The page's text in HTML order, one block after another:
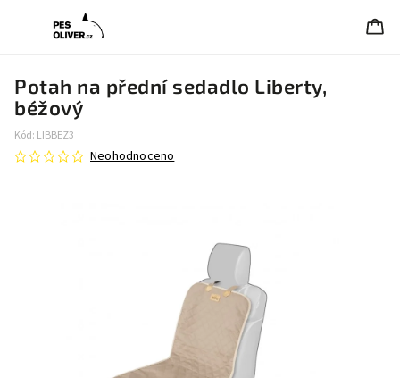
Potah na přední sedadlo Liberty,
béžový
Kód: LIBBEZ3
Neohodnoceno